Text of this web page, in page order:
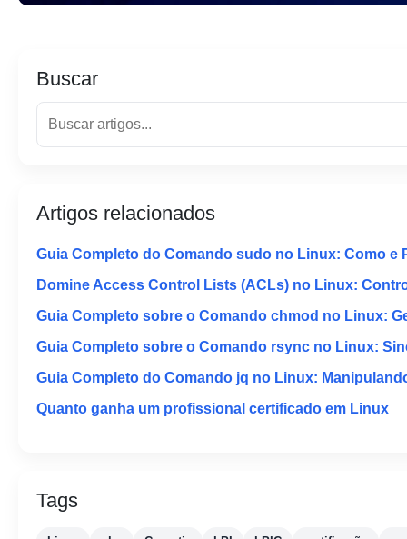
Buscar
Artigos relacionados
Guia Completo do Comando sudo no Linux: Como e
Domine Access Control Lists (ACLs) no Linux:
Guia Completo sobre o Comando chmod no Linux:
Guia Completo sobre o Comando rsync no Linux:
Guia Completo do Comando jq no Linux:
Quanto ganha um profissional certificado em Linux
Tags